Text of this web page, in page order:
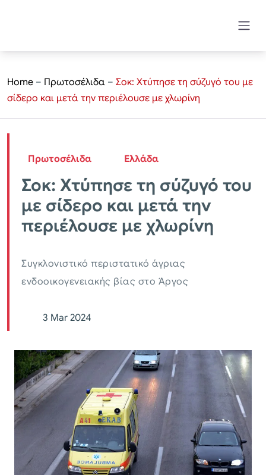
Home – Πρωτοσέλιδα – Σοκ: Χτύπησε τη σύζυγό του με
σίδερο και μετά την περιέλουσε με χλωρίνη
Πρωτοσέλιδα Ελλάδα
Σοκ: Χτύπησε τη σύζυγό του
με σίδερο και μετά την
περιέλουσε με χλωρίνη
Συγκλονιστικό περιστατικό άγριας
ενδοοικογενειακής βίας στο Άργος
3 Mar 2024